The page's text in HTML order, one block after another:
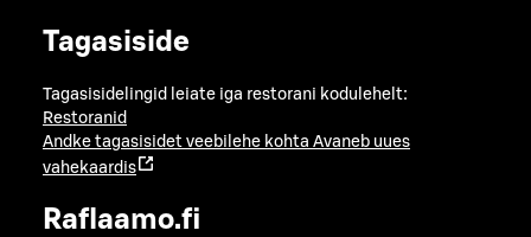
Tagasiside
Tagasisidelingid leiate iga restorani kodulehelt:
Restoranid
Andke tagasisidet veebilehe kohta Avaneb uues
vahekaardis
Raflaamo.fi